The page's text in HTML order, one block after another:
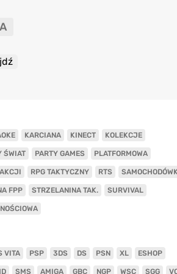
KARCIANA KINECT KOLEKCJE
ŚWIAT PARTY GAMES PLATFORMOWA
RPG TAKTYCZNY RTS
FPP STRZELANINA TAK. SURVIVAL
VITA PSP 3DS DS PSN XL ESHOP
SMS AMIGA GBC NGP WSC SGG